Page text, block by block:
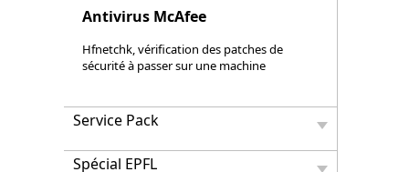
Antivirus McAfee
Hfnetchk, vérification des patches de
sécurité à passer sur une machine
Service Pack
Spécial EPFL